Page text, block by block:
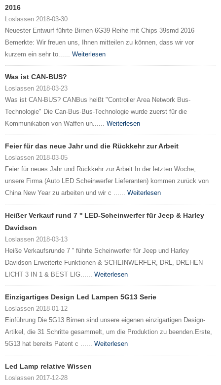
2016
Loslassen 2018-03-30
Neuester Entwurf führte Birnen 6G39 Reihe mit Chips 39smd 2016
Bemerkte: Wir freuen uns, Ihnen mitteilen zu können, dass wir vor
kurzem ein sehr to...... Weiterlesen
Was ist CAN-BUS?
Loslassen 2018-03-23
Was ist CAN-BUS? CANBus heißt "Controller Area Network Bus-
Technologie" Die Can-Bus-Bus-Technologie wurde zuerst für die
Kommunikation von Waffen un...... Weiterlesen
Feier für das neue Jahr und die Rückkehr zur Arbeit
Loslassen 2018-03-05
Feier für neues Jahr und Rückkehr zur Arbeit In der letzten Woche,
unsere Firma (Auto LED Scheinwerfer Lieferanten) kommen zurück von
China New Year zu arbeiten und wir c ...... Weiterlesen
Heißer Verkauf rund 7 '' LED-Scheinwerfer für Jeep & Harley
Davidson
Loslassen 2018-03-13
Heiße Verkaufsrunde 7 '' führte Scheinwerfer für Jeep und Harley
Davidson Erweiterte Funktionen & SCHEINWERFER, DRL, DREHEN
LICHT 3 IN 1 & BEST LIG...... Weiterlesen
Einzigartiges Design Led Lampen 5G13 Serie
Loslassen 2018-01-12
Einführung Die 5G13 Birnen sind unsere eigenen einzigartigen Design-
Artikel, die 31 Schritte gesammelt, um die Produktion zu beenden.Erste,
5G13 hat bereits Patent c ...... Weiterlesen
Led Lamp relative Wissen
Loslassen 2017-12-28